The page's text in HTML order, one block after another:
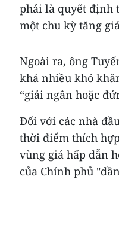
phải là quyết định
một chu kỳ tăng
Ngoài ra, ông
khá nhiều khó
“giải ngân hoặc
Đối với các nhà
thời điểm thích
vùng giá hấp dẫn
của Chính phủ